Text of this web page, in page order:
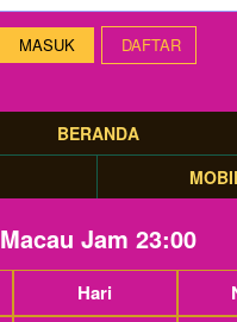
DAFTAR
BERANDA
Macau Jam 23:00
Hari